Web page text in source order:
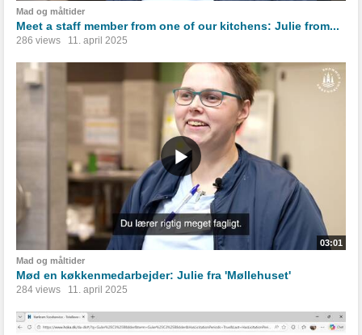
Mad og måltider
Meet a staff member from one of our kitchens: Julie from...
286 views 11. april 2025
03:01
Mad og måltider
Mød en køkkenmedarbejder: Julie fra 'Møllehuset'
284 views 11. april 2025